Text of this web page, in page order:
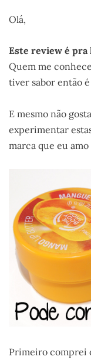
Olá,
Este review é pra
Quem me
tiver sabor então
E mesmo não
experimentar
marca que eu
Primeiro comprei